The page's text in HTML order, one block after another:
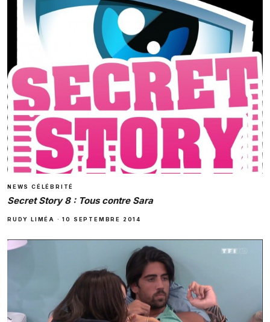
NEWS CÉLÉBRITÉ
Secret Story 8 : Tous contre Sara
RUDY LIMÉA ·10 SEPTEMBRE 2014